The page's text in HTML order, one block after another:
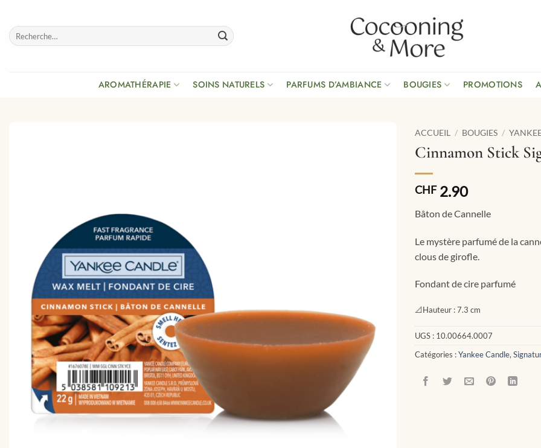
contenu
Recherche
pour :
AROMATHÉRAPIE SOINS NATURELS PARFUMS D’AMBIANCE BOUGIES PROMOTIONS
ACCUEIL / BOUGIES /
Cinnamon Stick
CHF2.90
Bâton de Cannelle
Le mystère parfumé de la
clous de girofle.
Fondant de cire parfumé
📐Hauteur :7.3 cm
UGS : 10.00664.0007
Catégories :Yankee Candle,